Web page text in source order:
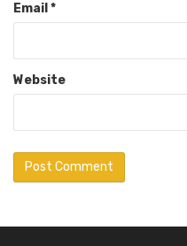
Email *
Website